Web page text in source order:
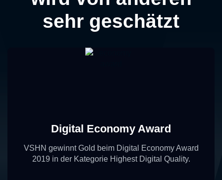
sehr geschätzt
Digital Economy Award
VSHN gewinnt Gold beim Digital Economy Award
2019 in der Kategorie Highest Digital Quality.